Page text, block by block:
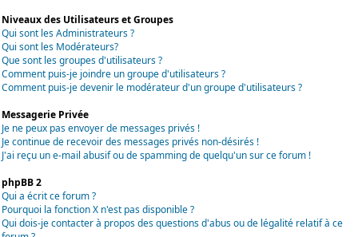
Niveaux des Utilisateurs et Groupes
Qui sont les Administrateurs ?
Qui sont les Modérateurs?
Que sont les groupes d'utilisateurs ?
Comment puis-je joindre un groupe d'utilisateurs ?
Comment puis-je devenir le modérateur d'un groupe d'utilisateurs ?
Messagerie Privée
Je ne peux pas envoyer de messages privés !
Je continue de recevoir des messages privés non-désirés !
J'ai reçu un e-mail abusif ou de spamming de quelqu'un sur ce forum !
phpBB 2
Qui a écrit ce forum ?
Pourquoi la fonction X n'est pas disponible ?
Qui dois-je contacter à propos des questions d'abus ou de légalité relatif à ce